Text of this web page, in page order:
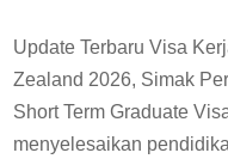
Update Terbaru Visa
Zealand 2026, Simak
Short Term Graduate
menyelesaikan